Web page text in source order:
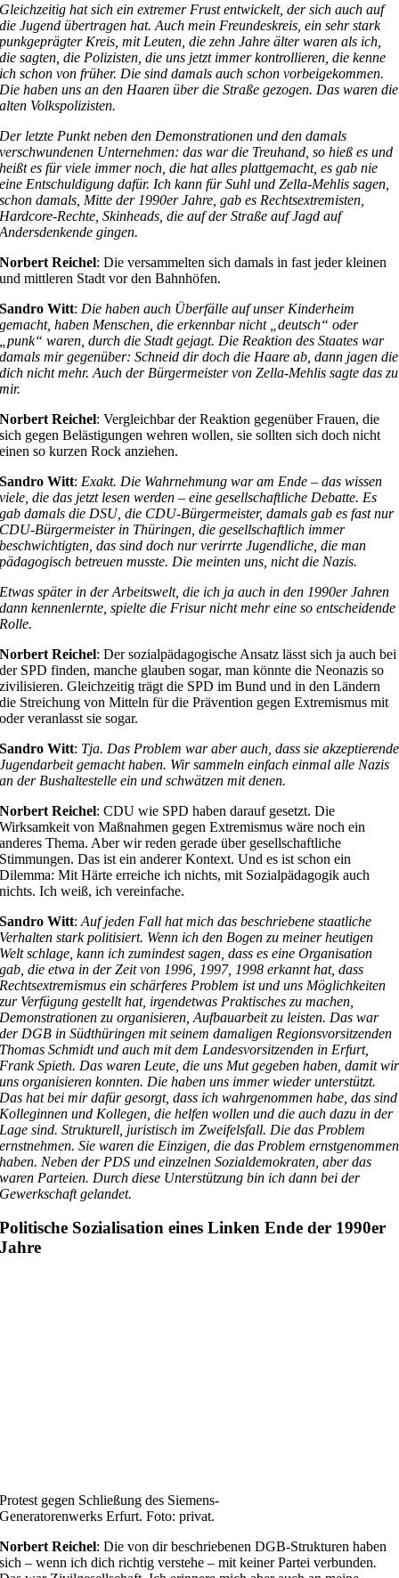
Gleichzeitig hat sich ein extremer Frust entwickelt, der sich auch auf
die Jugend übertragen hat. Auch mein Freundeskreis, ein sehr stark
punkgeprägter Kreis, mit Leuten, die zehn Jahre älter waren als ich,
die sagten, die Polizisten, die uns jetzt immer kontrollieren, die kenne
ich schon von früher. Die sind damals auch schon vorbeigekommen.
Die haben uns an den Haaren über die Straße gezogen. Das waren die
alten Volkspolizisten.
Der letzte Punkt neben den Demonstrationen und den damals
verschwundenen Unternehmen: das war die Treuhand, so hieß es und
heißt es für viele immer noch, die hat alles plattgemacht, es gab nie
eine Entschuldigung dafür. Ich kann für Suhl und Zella-Mehlis sagen,
schon damals, Mitte der 1990er Jahre, gab es Rechtsextremisten,
Hardcore-Rechte, Skinheads, die auf der Straße auf Jagd auf
Andersdenkende gingen.
Norbert Reichel: Die versammelten sich damals in fast jeder kleinen
und mittleren Stadt vor den Bahnhöfen.
Sandro Witt: Die haben auch Überfälle auf unser Kinderheim
gemacht, haben Menschen, die erkennbar nicht „deutsch“ oder
„punk“ waren, durch die Stadt gejagt. Die Reaktion des Staates war
damals mir gegenüber: Schneid dir doch die Haare ab, dann jagen die
dich nicht mehr. Auch der Bürgermeister von Zella-Mehlis sagte das zu
mir.
Norbert Reichel: Vergleichbar der Reaktion gegenüber Frauen, die
sich gegen Belästigungen wehren wollen, sie sollten sich doch nicht
einen so kurzen Rock anziehen.
Sandro Witt: Exakt. Die Wahrnehmung war am Ende – das wissen
viele, die das jetzt lesen werden – eine gesellschaftliche Debatte. Es
gab damals die DSU, die CDU-Bürgermeister, damals gab es fast nur
CDU-Bürgermeister in Thüringen, die gesellschaftlich immer
beschwichtigten, das sind doch nur verirrte Jugendliche, die man
pädagogisch betreuen musste. Die meinten uns, nicht die Nazis.
Etwas später in der Arbeitswelt, die ich ja auch in den 1990er Jahren
dann kennenlernte, spielte die Frisur nicht mehr eine so entscheidende
Rolle.
Norbert Reichel: Der sozialpädagogische Ansatz lässt sich ja auch bei
der SPD finden, manche glauben sogar, man könnte die Neonazis so
zivilisieren. Gleichzeitig trägt die SPD im Bund und in den Ländern
die Streichung von Mitteln für die Prävention gegen Extremismus mit
oder veranlasst sie sogar.
Sandro Witt: Tja. Das Problem war aber auch, dass sie akzeptierende
Jugendarbeit gemacht haben. Wir sammeln einfach einmal alle Nazis
an der Bushaltestelle ein und schwätzen mit denen.
Norbert Reichel: CDU wie SPD haben darauf gesetzt. Die
Wirksamkeit von Maßnahmen gegen Extremismus wäre noch ein
anderes Thema. Aber wir reden gerade über gesellschaftliche
Stimmungen. Das ist ein anderer Kontext. Und es ist schon ein
Dilemma: Mit Härte erreiche ich nichts, mit Sozialpädagogik auch
nichts. Ich weiß, ich vereinfache.
Sandro Witt: Auf jeden Fall hat mich das beschriebene staatliche
Verhalten stark politisiert. Wenn ich den Bogen zu meiner heutigen
Welt schlage, kann ich zumindest sagen, dass es eine Organisation
gab, die etwa in der Zeit von 1996, 1997, 1998 erkannt hat, dass
Rechtsextremismus ein schärferes Problem ist und uns Möglichkeiten
zur Verfügung gestellt hat, irgendetwas Praktisches zu machen,
Demonstrationen zu organisieren, Aufbauarbeit zu leisten. Das war
der DGB in Südthüringen mit seinem damaligen Regionsvorsitzenden
Thomas Schmidt und auch mit dem Landesvorsitzenden in Erfurt,
Frank Spieth. Das waren Leute, die uns Mut gegeben haben, damit wir
uns organisieren konnten. Die haben uns immer wieder unterstützt.
Das hat bei mir dafür gesorgt, dass ich wahrgenommen habe, das sind
Kolleginnen und Kollegen, die helfen wollen und die auch dazu in der
Lage sind. Strukturell, juristisch im Zweifelsfall. Die das Problem
ernstnehmen. Sie waren die Einzigen, die das Problem ernstgenommen
haben. Neben der PDS und einzelnen Sozialdemokraten, aber das
waren Parteien. Durch diese Unterstützung bin ich dann bei der
Gewerkschaft gelandet.
Politische Sozialisation eines Linken Ende der 1990er
Jahre
Protest gegen Schließung des Siemens-
Generatorenwerks Erfurt. Foto: privat.
Norbert Reichel: Die von dir beschriebenen DGB-Strukturen haben
sich – wenn ich dich richtig verstehe – mit keiner Partei verbunden.